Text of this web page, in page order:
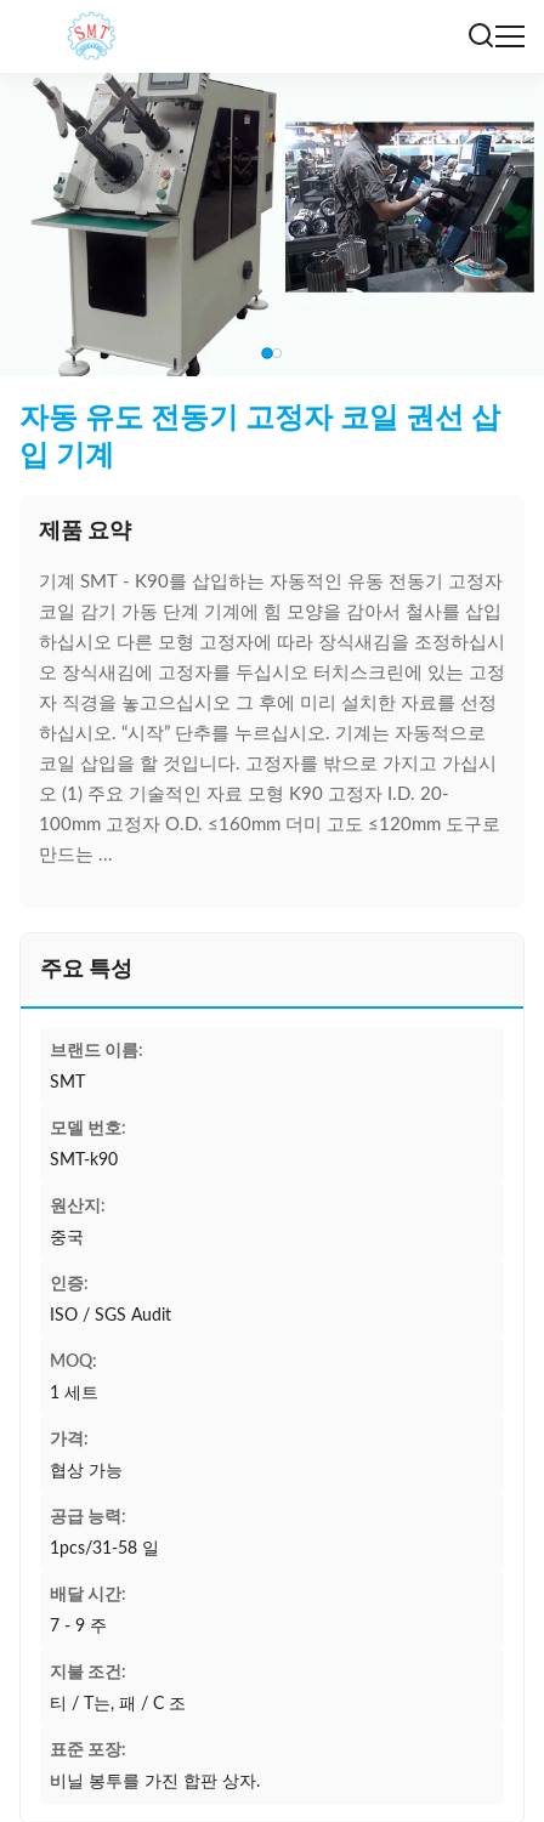
자동 유도 전동기 고정자 코일 권선 삽
입 기계
제품 요약
기계 SMT - K90를 삽입하는 자동적인 유동 전동기 고정자
코일 감기 가동 단계 기계에 힘 모양을 감아서 철사를 삽입
하십시오 다른 모형 고정자에 따라 장식새김을 조정하십시
오 장식새김에 고정자를 두십시오 터치스크린에 있는 고정
자 직경을 놓고으십시오 그 후에 미리 설치한 자료를 선정
하십시오. “시작” 단추를 누르십시오. 기계는 자동적으로
코일 삽입을 할 것입니다. 고정자를 밖으로 가지고 가십시
오 (1) 주요 기술적인 자료 모형 K90 고정자 I.D. 20-
100mm 고정자 O.D. ≤160mm 더미 고도 ≤120mm 도구로
만드는 ...
주요 특성
브랜드 이름:
SMT
모델 번호:
SMT-k90
원산지:
중국
인증:
ISO / SGS Audit
MOQ:
1 세트
가격:
협상 가능
공급 능력:
1pcs/31-58 일
배달 시간:
7 - 9 주
지불 조건:
티 / T는, 패 / C 조
표준 포장:
비닐 봉투를 가진 합판 상자.